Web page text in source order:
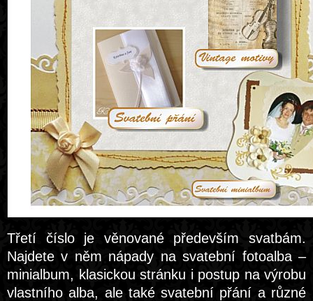
Třetí číslo je věnované především svatbám.
Najdete v něm nápady na svatební fotoalba –
minialbum, klasickou stránku i postup na výrobu
vlastního alba, ale také svatební přání a různé